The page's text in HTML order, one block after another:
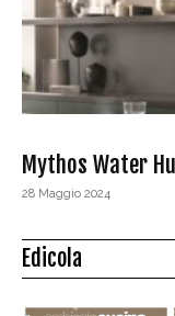
Mythos Water
28 Maggio 2024
Edicola